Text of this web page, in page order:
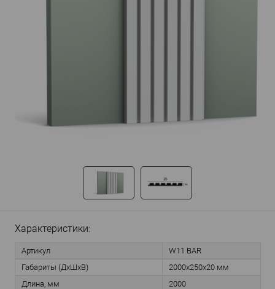
Характеристики:
Артикул
W11 BAR
Габариты (ДхШхВ)
2000х250х20 мм
Длина, мм
2000